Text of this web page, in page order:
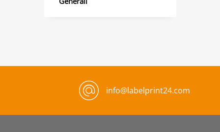
info@labelprint24.com